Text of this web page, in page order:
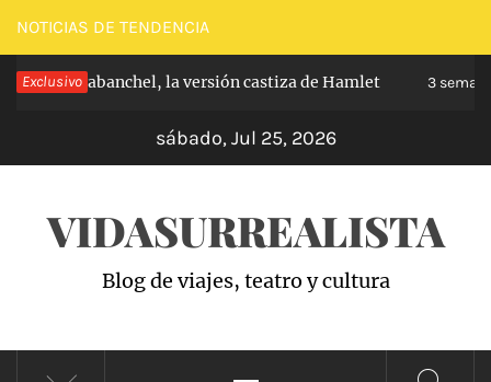
Saltar
al
contenido
NOTICIAS DE TENDENCIA
Exclusivo
de Carabanchel, la versión castiza de Hamlet 3
sábado, Jul 25, 2026
VIDASURREALISTA
Blog de viajes, teatro y cultura